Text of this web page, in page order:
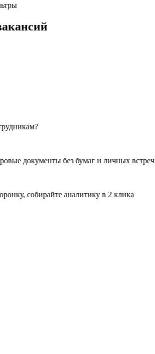
документы без бумаг и личных встреч
собирайте аналитику в 2 клика